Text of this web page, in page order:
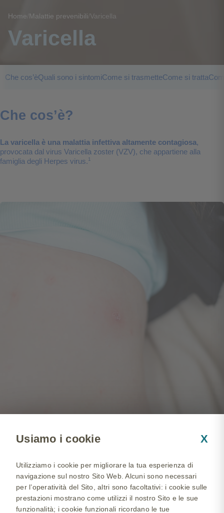
Home Malattie prevenibili Varicella
Varicella
Che cos’èQuali sono i sintomiCome si trasmetteCome si tratta
Che cos’è?
La varicella è una malattia infettiva altamente contagiosa,
provocata dal virus Varicella zoster (VZV), che appartiene alla
famiglia degli Herpes virus.1
Nella maggior parte dei casi, la
varicella è una malattia benigna
che tende a guarire nel giro di 7-
10 giorni.Il suo decorso può però
diventare più aggressivo se
Usiamo i cookie X
Utilizziamo i cookie per migliorare la tua esperienza di
navigazione sul nostro Sito Web. Alcuni sono necessari
per l’operatività del Sito, altri sono facoltativi: i cookie sulle
prestazioni mostrano come utilizzi il nostro Sito e le sue
funzionalità; i cookie funzionali ricordano le tue